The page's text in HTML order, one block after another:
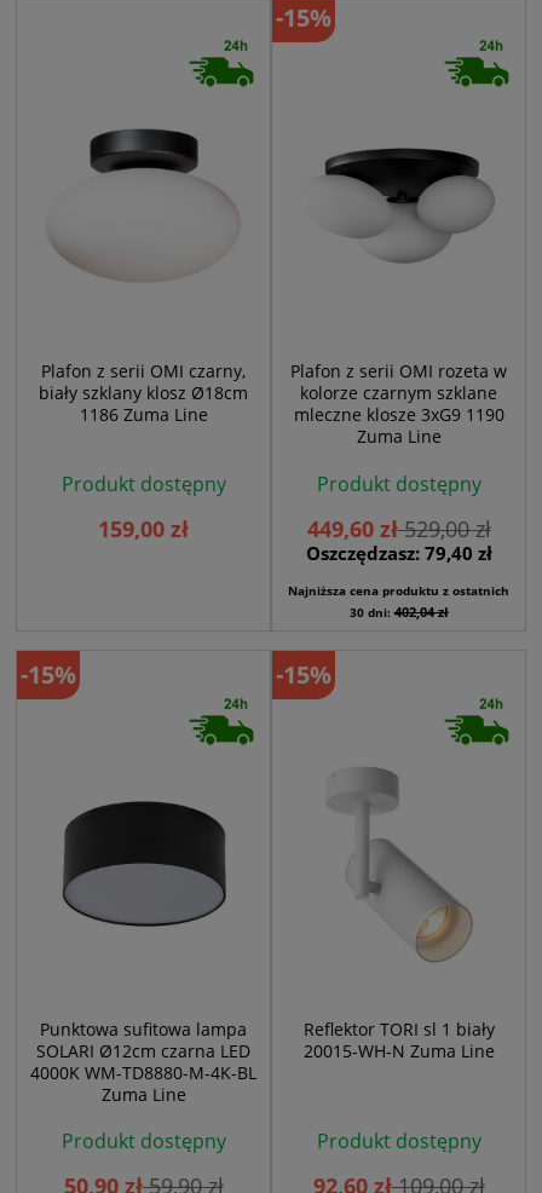
Plafon z serii OMI czarny,
biały szklany klosz Ø18cm
1186 Zuma Line
Produkt dostępny
159,00 zł
Plafon z serii OMI rozeta w
kolorze czarnym szklane
mleczne klosze 3xG9 1190
Zuma Line
Produkt dostępny
449,60 zł529,00 zł
Oszczędzasz: 79,40 zł
Najniższa cena produktu z ostatnich
30 dni:402,04 zł
-15%
Punktowa sufitowa lampa
SOLARI Ø12cm czarna LED
4000K WM-TD8880-M-4K-BL
Zuma Line
Produkt dostępny
50,90 zł59,90 zł
-15%
Reflektor TORI sl 1 biały
20015-WH-N Zuma Line
Produkt dostępny
92,60 zł109,00 zł
-15%